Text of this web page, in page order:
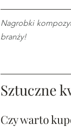
Nagrobki
branży!
Sztuczne
Czy warto